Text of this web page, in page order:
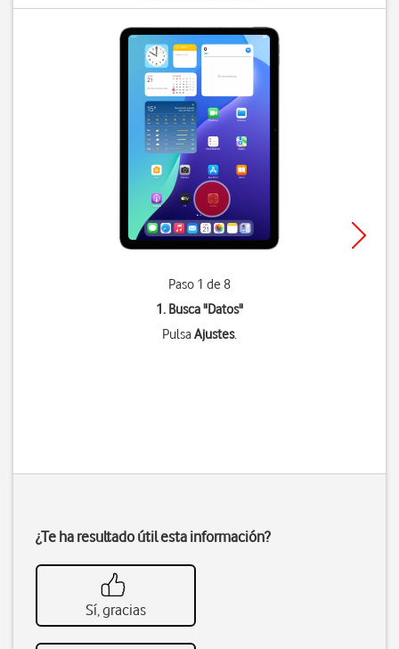
Paso 1 de 8
1. Busca "Datos"
PulsaAjustes.
¿Te ha resultado útil esta información?
Sí, gracias